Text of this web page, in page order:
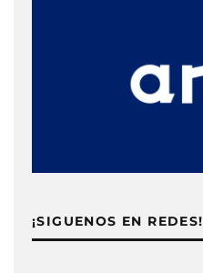
¡SIGUENOS EN REDES!